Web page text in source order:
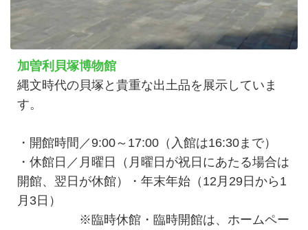
加曽利貝塚博物館
縄文時代の貝塚と貴重な出土品を展示していま
す。
・開館時間／9:00～17:00（入館は16:30まで）
・休館日／月曜日（月曜日が祝日にあたる場合は
開館、翌日が休館）・年末年始（12月29日から1
月3日）
※臨時休館・臨時開館は、ホームペー